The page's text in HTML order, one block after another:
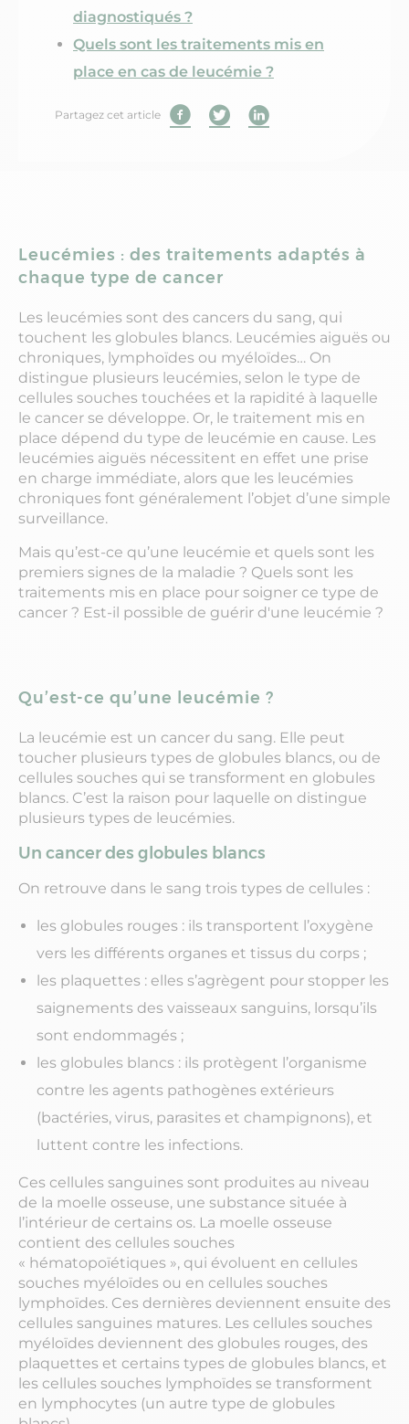
diagnostiqués ?
Quels sont les traitements mis en
place en cas de leucémie ?
Partagez cet article
Leucémies : des traitements adaptés à
chaque type de cancer
Les leucémies sont des cancers du sang, qui
touchent les globules blancs. Leucémies aiguës ou
chroniques, lymphoïdes ou myéloïdes… On
distingue plusieurs leucémies, selon le type de
cellules souches touchées et la rapidité à laquelle
le cancer se développe. Or, le traitement mis en
place dépend du type de leucémie en cause. Les
leucémies aiguës nécessitent en effet une prise
en charge immédiate, alors que les leucémies
chroniques font généralement l’objet d’une simple
surveillance.
Mais qu’est-ce qu’une leucémie et quels sont les
premiers signes de la maladie ? Quels sont les
traitements mis en place pour soigner ce type de
cancer ? Est-il possible de guérir d'une leucémie ?
Qu’est-ce qu’une leucémie ?
La leucémie est un cancer du sang. Elle peut
toucher plusieurs types de globules blancs, ou de
cellules souches qui se transforment en globules
blancs. C’est la raison pour laquelle on distingue
plusieurs types de leucémies.
Un cancer des globules blancs
On retrouve dans le sang trois types de cellules :
les globules rouges : ils transportent l’oxygène
vers les différents organes et tissus du corps ;
les plaquettes : elles s’agrègent pour stopper les
saignements des vaisseaux sanguins, lorsqu’ils
sont endommagés ;
les globules blancs : ils protègent l’organisme
contre les agents pathogènes extérieurs
(bactéries, virus, parasites et champignons), et
luttent contre les infections.
Ces cellules sanguines sont produites au niveau
de la moelle osseuse, une substance située à
l’intérieur de certains os. La moelle osseuse
contient des cellules souches
« hématopoïétiques », qui évoluent en cellules
souches myéloïdes ou en cellules souches
lymphoïdes. Ces dernières deviennent ensuite des
cellules sanguines matures. Les cellules souches
myéloïdes deviennent des globules rouges, des
plaquettes et certains types de globules blancs, et
les cellules souches lymphoïdes se transforment
en lymphocytes (un autre type de globules